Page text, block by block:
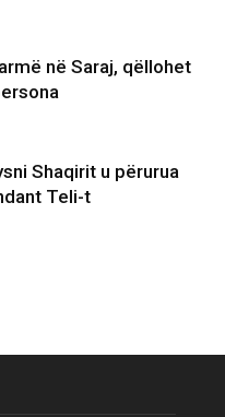
në Saraj, qëllohet
Shaqirit u përurua
Teli-t